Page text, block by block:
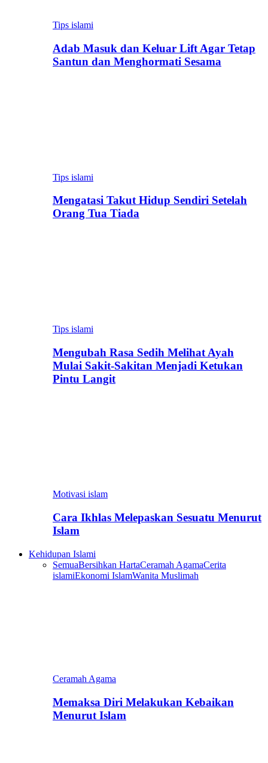
Tips islami
Adab Masuk dan Keluar Lift Agar Tetap
Santun dan Menghormati Sesama
Tips islami
Mengatasi Takut Hidup Sendiri Setelah
Orang Tua Tiada
Tips islami
Mengubah Rasa Sedih Melihat Ayah
Mulai Sakit-Sakitan Menjadi Ketukan
Pintu Langit
Motivasi islam
Cara Ikhlas Melepaskan Sesuatu Menurut
Islam
Kehidupan Islami
SemuaBersihkan HartaCeramah AgamaCerita
islamiEkonomi IslamWanita Muslimah
Ceramah Agama
Memaksa Diri Melakukan Kebaikan
Menurut Islam